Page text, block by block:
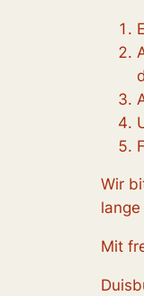
Wir
Mit